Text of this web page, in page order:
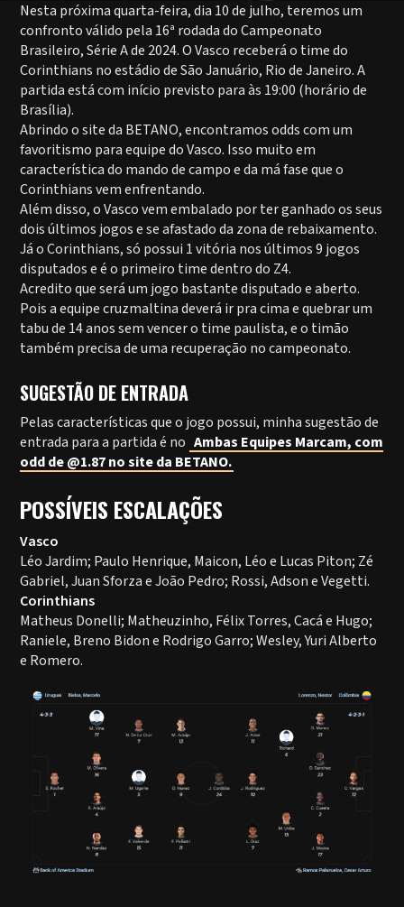
Nesta próxima quarta-feira, dia 10 de julho, teremos um
confronto válido pela 16ª rodada do Campeonato
Brasileiro, Série A de 2024. O Vasco receberá o time do
Corinthians no estádio de São Januário, Rio de Janeiro. A
partida está com início previsto para às 19:00 (horário de
Brasília).
Abrindo o site da BETANO, encontramos odds com um
favoritismo para equipe do Vasco. Isso muito em
característica do mando de campo e da má fase que o
Corinthians vem enfrentando.
Além disso, o Vasco vem embalado por ter ganhado os seus
dois últimos jogos e se afastado da zona de rebaixamento.
Já o Corinthians, só possui 1 vitória nos últimos 9 jogos
disputados e é o primeiro time dentro do Z4.
Acredito que será um jogo bastante disputado e aberto.
Pois a equipe cruzmaltina deverá ir pra cima e quebrar um
tabu de 14 anos sem vencer o time paulista, e o timão
também precisa de uma recuperação no campeonato.
SUGESTÃO DE ENTRADA
Pelas características que o jogo possui, minha sugestão de
entrada para a partida é no Ambas Equipes Marcam, com
odd de @1.87 no site da BETANO.
POSSÍVEIS ESCALAÇÕES
Vasco
Léo Jardim; Paulo Henrique, Maicon, Léo e Lucas Piton; Zé
Gabriel, Juan Sforza e João Pedro; Rossi, Adson e Vegetti.
Corinthians
Matheus Donelli; Matheuzinho, Félix Torres, Cacá e Hugo;
Raniele, Breno Bidon e Rodrigo Garro; Wesley, Yuri Alberto
e Romero.